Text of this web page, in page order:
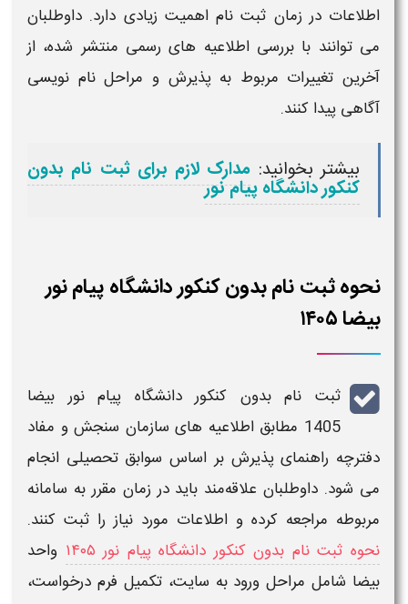
اطلاعات در زمان ثبت‌ نام اهمیت زیادی دارد. داوطلبان
می‌ توانند با بررسی اطلاعیه‌ های رسمی منتشر شده، از
آخرین تغییرات مربوط به پذیرش و مراحل نام‌ نویسی
آگاهی پیدا کنند.
بیشتر بخوانید: مدارک لازم برای ثبت نام بدون
کنکور دانشگاه پیام نور
نحوه ثبت نام بدون کنکور دانشگاه پیام نور
بیضا ۱۴۰۵
ثبت نام بدون کنکور دانشگاه پیام نور بیضا
1405 مطابق اطلاعیه‌ های سازمان سنجش و مفاد
دفترچه راهنمای پذیرش بر اساس سوابق تحصیلی انجام
می‌ شود. داوطلبان علاقه‌مند باید در زمان مقرر به سامانه
مربوطه مراجعه کرده و اطلاعات مورد نیاز را ثبت کنند.
نحوه ثبت نام بدون کنکور دانشگاه پیام نور ۱۴۰۵
واحد
بیضا شامل مراحل ورود به سایت، تکمیل فرم درخواست،